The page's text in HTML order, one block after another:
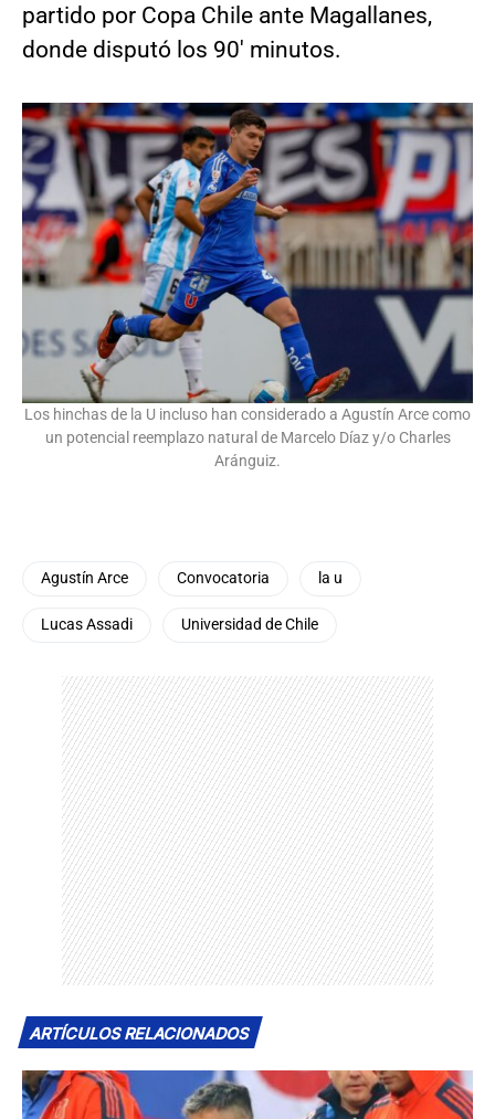
partido por Copa Chile ante Magallanes,
donde disputó los 90′ minutos.
Los hinchas de la U incluso han considerado a Agustín Arce como
un potencial reemplazo natural de Marcelo Díaz y/o Charles
Aránguiz.
Agustín Arce Convocatoria la u
Lucas Assadi Universidad de Chile
ARTÍCULOS RELACIONADOS